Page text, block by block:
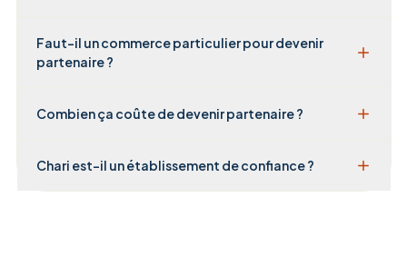
Faut-il un commerce particulier pour devenir
partenaire ?
Combien ça coûte de devenir partenaire ?
Chari est-il un établissement de confiance ?